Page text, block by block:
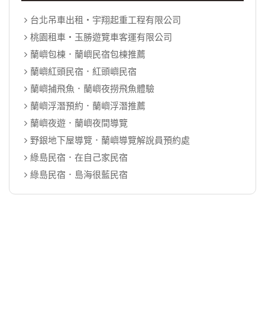
台北吊車出租‧宇翔起重工程有限公司
桃園租車‧玉勝遊覽車客運有限公司
蘭嶼包棟．蘭嶼民宿包棟推薦
蘭嶼紅頭民宿．紅頭嶼民宿
蘭嶼捕飛魚．蘭嶼夜撈飛魚體驗
蘭嶼浮潛預約．蘭嶼浮潛推薦
蘭嶼夜遊．蘭嶼夜間導覽
野銀地下屋導覽．蘭嶼導覽解說員預約處
綠島民宿．在自己家民宿
綠島民宿．島海很藍民宿